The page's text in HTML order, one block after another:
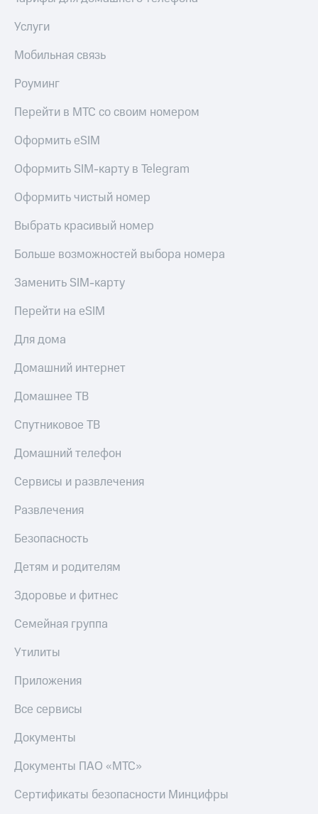
Услуги
Мобильная связь
Роуминг
Перейти в МТС со своим номером
Оформить eSIM
Оформить SIM-карту в Telegram
Оформить чистый номер
Выбрать красивый номер
Больше возможностей выбора номера
Заменить SIM-карту
Перейти на eSIM
Для дома
Домашний интернет
Домашнее ТВ
Спутниковое ТВ
Домашний телефон
Сервисы и развлечения
Развлечения
Безопасность
Детям и родителям
Здоровье и фитнес
Семейная группа
Утилиты
Приложения
Все сервисы
Документы
Документы ПАО «МТС»
Сертификаты безопасности Минцифры